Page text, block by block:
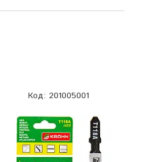
201005001